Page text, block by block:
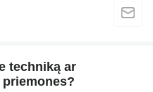
techniką ar